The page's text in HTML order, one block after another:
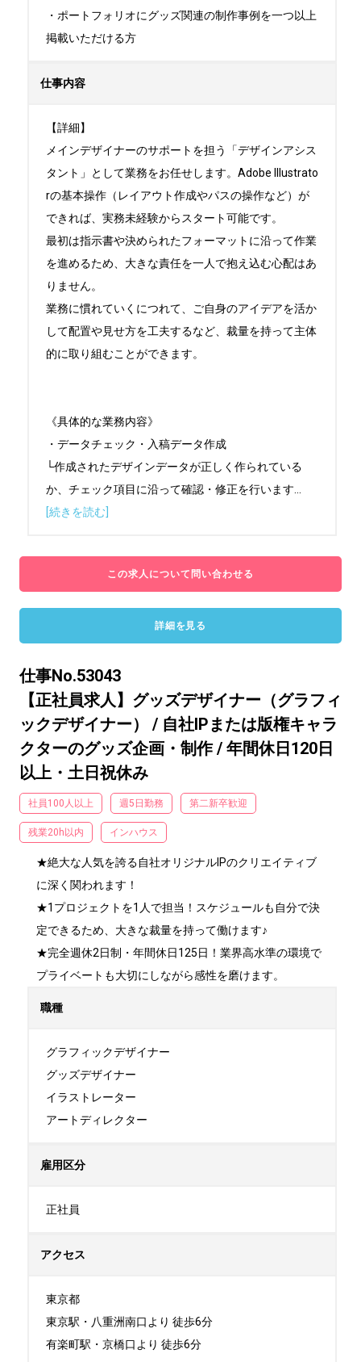
・ポートフォリオにグッズ関連の制作事例を一つ以上
掲載いただける方
仕事内容
【詳細】
メインデザイナーのサポートを担う「デザインアシス
タント」として業務をお任せします。Adobe Illustrato
rの基本操作（レイアウト作成やパスの操作など）が
できれば、実務未経験からスタート可能です。
最初は指示書や決められたフォーマットに沿って作業
を進めるため、大きな責任を一人で抱え込む心配はあ
りません。
業務に慣れていくにつれて、ご自身のアイデアを活か
して配置や見せ方を工夫するなど、裁量を持って主体
的に取り組むことができます。
《具体的な業務内容》
・データチェック・入稿データ作成
└作成されたデザインデータが正しく作られている
か、チェック項目に沿って確認・修正を行います
[続きを読む]
この求人について問い合わせる
詳細を見る
仕事No.53043
【正社員求人】グッズデザイナー（グラフィ
ックデザイナー） / 自社IPまたは版権キャラ
クターのグッズ企画・制作 / 年間休日120日
以上・土日祝休み
社員100人以上 週5日勤務 第二新卒歓迎
残業20h以内 インハウス
★絶大な人気を誇る自社オリジナルIPのクリエイティブ
に深く関われます！
★1プロジェクトを1人で担当！スケジュールも自分で決
定できるため、大きな裁量を持って働けます♪
★完全週休2日制・年間休日125日！業界高水準の環境で
プライベートも大切にしながら感性を磨けます。
職種
グラフィックデザイナー
グッズデザイナー
イラストレーター
アートディレクター
雇用区分
正社員
アクセス
東京都
東京駅・八重洲南口より 徒歩6分
有楽町駅・京橋口より 徒歩6分